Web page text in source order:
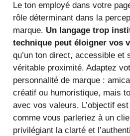
Le ton employé dans votre
rôle déterminant dans la
marque. Un langage trop
technique peut éloigner vos
qu’un ton direct, accessible et
véritable proximité. Adaptez
personnalité de marque :
créatif ou humoristique, mais
avec vos valeurs. L’objectif
comme vous parleriez à un
privilégiant la clarté et